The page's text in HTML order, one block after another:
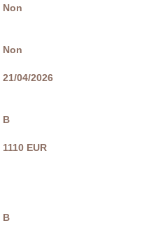
Non
Non
21/04/2026
B
1110 EUR
B